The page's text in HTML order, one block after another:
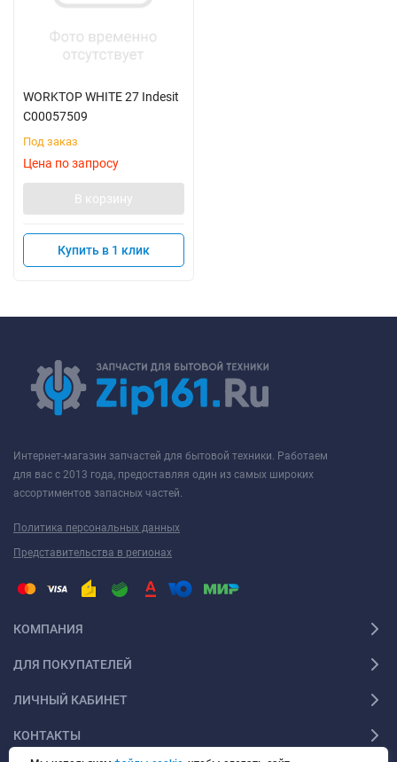
WORKTOP WHITE 27 Indesit
C00057509
Под заказ
Цена по запросу
В корзину
Купить в 1 клик
Интернет-магазин запчастей для бытовой техники. Работаем
для вас с 2013 года, предоставляя один из самых широких
ассортиментов запасных частей.
Политика персональных данных
Представительства в регионах
КОМПАНИЯ
ДЛЯ ПОКУПАТЕЛЕЙ
ЛИЧНЫЙ КАБИНЕТ
КОНТАКТЫ